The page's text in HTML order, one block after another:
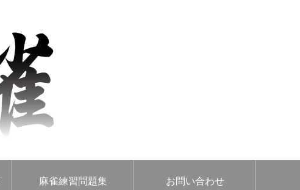
麻雀練習問題集 お問い合わせ